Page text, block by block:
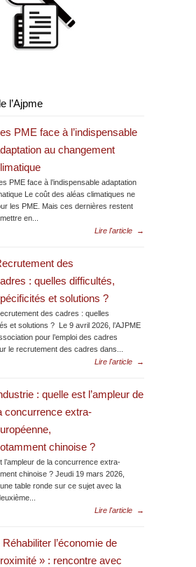
l’Ajpme
PME face à l’indispensable
au changement
PME face à l’indispensable adaptation
Le coût des aléas climatiques ne
les PME. Mais ces dernières restent
en...
Lire l'article
→
des
: quelles difficultés,
et solutions ?
des cadres : quelles
et solutions ? Le 9 avril 2026, l’AJPME
pour l’emploi des cadres
le recrutement des cadres dans...
Lire l'article
→
: quelle est l’ampleur de
concurrence extra-
chinoise ?
l’ampleur de la concurrence extra-
chinoise ? Jeudi 19 mars 2026,
table ronde sur ce sujet avec la
Lire l'article
→
Réhabiliter l’économie de
» : rencontre avec